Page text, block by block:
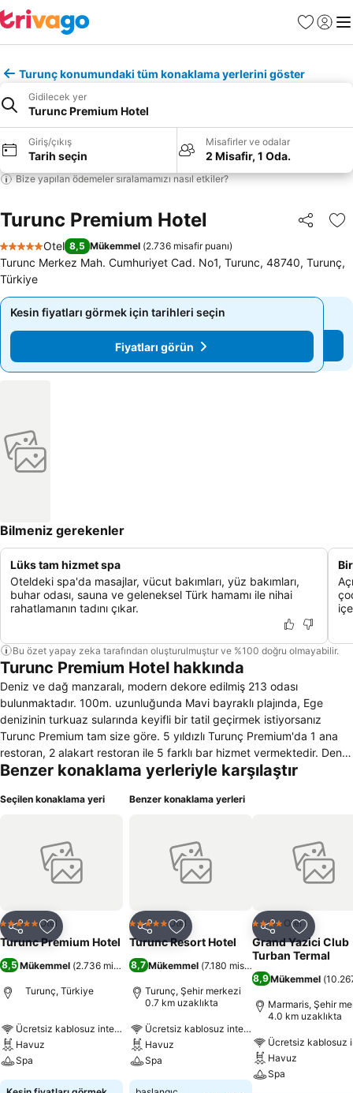
Favoriler
Giriş
Turunç konumundaki tüm konaklama yerlerini göster
Gidilecek yer
Turunc Premium Hotel
Giriş/çıkış
Tarih seçin
Misafirler ve odalar
2 Misafir, 1 Oda.
Bize yapılan ödemeler sıralamamızı nasıl etkiler?
Turunc Premium Hotel Paylaş
5 Yıldız
Otel 8,5 Mükemmel (2.736 misafir puanı)
Turunc Merkez Mah. Cumhuriyet Cad. No1, Turunc, 48740, Turunç,
Türkiye
Kesin fiyatları görmek için tarihleri seçin
Fiyatları görün
Kesin fiyatları görmek için tarihleri seçin
Fiyatları görün
Bilmeniz gerekenler
Lüks tam hizmet spa
Oteldeki spa'da masajlar, vücut bakımları, yüz bakımları,
buhar odası, sauna ve geleneksel Türk hamamı ile nihai
rahatlamanın tadını çıkar.
Bu özet yapay zeka tarafından oluşturulmuştur ve %100 doğru olmayabilir.
Turunc Premium Hotel hakkında
Deniz ve dağ manzaralı, modern dekore edilmiş 213 odası
bulunmaktadır. 100m. uzunluğunda Mavi bayraklı plajında, Ege
denizinin turkuaz sularında keyifli bir tatil geçirmek istiyorsanız
Turunc Premium tam size göre. 5 yıldızlı Turunç Premium'da 1 ana
restoran, 2 alakart restoran ile 5 farklı bar hizmet vermektedir. Deniz
Manzarasına karşı yüzmek isteyen misafirlerimiz için 1 açık ve 1
havuzumuz vardır. Onlar için çocuk kulübümüz hizmet vermektedir.
üzerinizden atacağınız ideal bir mekandır.
Benzer konaklama yerleriyle karşılaştır
Seçilen konaklama yeri
Paylaş Favorilerime ekle
5 Yıldız Otel
Turunc Premium Hotel
8,5 Mükemmel (2.736 misafir puanı)
Turunç, Türkiye
Ücretsiz kablosuz internet
Havuz
Spa
Benzer konaklama yerleri
Paylaş Favorilerime ekle
5 Yıldız Otel
Turunc Resort Hotel
8,7Mükemmel (7.180 misafir puanı
Turunç, Şehir merkezi
0.7 km uzaklıkta
Ücretsiz kablosuz internet
Havuz
Spa
Paylaş
4 Yıldız Otel
Grand Yazici Club
Turban Termal
8,9Mükemmel (
Marmaris, Şehir
4.0 km uzaklıkta
Ücretsiz kablosuz
Havuz
Spa